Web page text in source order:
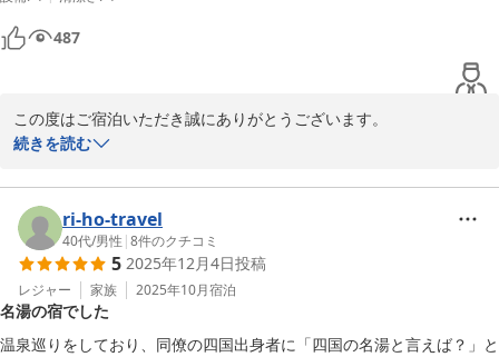
487
この度はご宿泊いただき誠にありがとうございます。
お部屋の温泉風呂にてゆっくりとお過ごしいただけたとのこと、大
の芯まで温まる心地よさを存分にご堪能いただけたご様子で何より
でございます。
また客室の清潔感やスタッフの対応についてもお褒めのお言葉をい
ただきありがとうございます。心休まる時間をお届けできたことが
私どもにとっても大きな励みとなります。
今後も皆様に快適で心安らぐひとときをご提供できるよう精進して
続きを読む
ri-ho-travel
40代/男性 |8件のクチコミ
5 2025年12月4日投稿
レジャー 家族 2025年10月宿泊
名湯の宿でした
温泉巡りをしており、同僚の四国出身者に「四国の名湯と言えば？」と